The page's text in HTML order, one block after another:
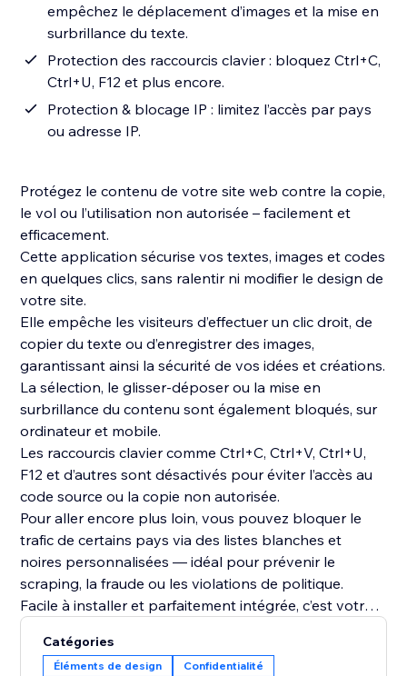
empêchez le déplacement d’images et la mise en
surbrillance du texte.
Protection des raccourcis clavier : bloquez Ctrl+C,
Ctrl+U, F12 et plus encore.
Protection & blocage IP : limitez l’accès par pays
ou adresse IP.
Protégez le contenu de votre site web contre la copie,
le vol ou l’utilisation non autorisée – facilement et
efficacement.
Cette application sécurise vos textes, images et codes
en quelques clics, sans ralentir ni modifier le design de
votre site.
Elle empêche les visiteurs d’effectuer un clic droit, de
copier du texte ou d’enregistrer des images,
garantissant ainsi la sécurité de vos idées et créations.
La sélection, le glisser-déposer ou la mise en
surbrillance du contenu sont également bloqués, sur
ordinateur et mobile.
Les raccourcis clavier comme Ctrl+C, Ctrl+V, Ctrl+U,
F12 et d’autres sont désactivés pour éviter l’accès au
code source ou la copie non autorisée.
Pour aller encore plus loin, vous pouvez bloquer le
trafic de certains pays via des listes blanches et
noires personnalisées — idéal pour prévenir le
scraping, la fraude ou les violations de politique.
Facile à installer et parfaitement intégrée, c’est votre
contenu.
Catégories
Éléments de design Confidentialité